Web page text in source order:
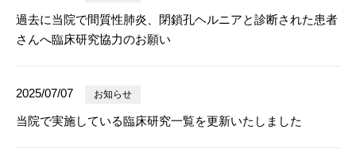
過去に当院で間質性肺炎、閉鎖孔ヘルニアと診断された患者
さんへ臨床研究協力のお願い
2025/07/07 お知らせ
当院で実施している臨床研究一覧を更新いたしました